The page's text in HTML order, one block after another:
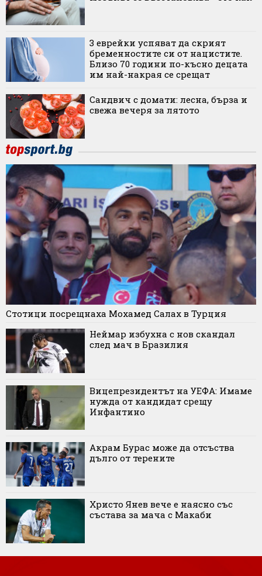
3 еврейки успяват да скрият
бременностите си от нацистите.
Близо 70 години по-късно децата
им най-накрая се срещат
Сандвич с домати: лесна, бърза и
свежа вечеря за лятото
Стотици посрещнаха Мохамед Салах в Турция
Неймар избухна с нов скандал
след мач в Бразилия
Вицепрезидентът на УЕФА: Имаме
нужда от кандидат срещу
Инфантино
Акрам Бурас може да отсъства
дълго от терените
Христо Янев вече е наясно със
състава за мача с Макаби